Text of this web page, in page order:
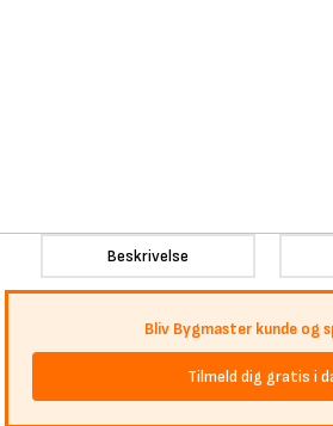
Beskrivelse
Bliv Bygmaster kunde og
Tilmeld dig gratis i